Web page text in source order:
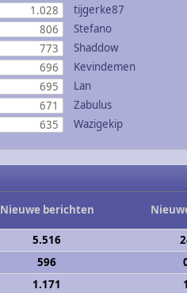
1.028
806
773
696
695
671
635
tijgerke87
Stefano
Shaddow
Kevindemen
Lan
Zabulus
Wazigekip
Nieuwe berichten
5.516
596
1.171 1